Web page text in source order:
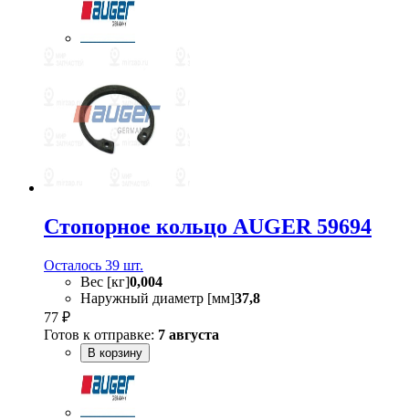
Стопорное кольцо AUGER 59694
Осталось 39 шт.
Вес [кг]0,004
Наружный диаметр [мм]37,8
77 ₽
Готов к отправке: 7 августа
В корзину